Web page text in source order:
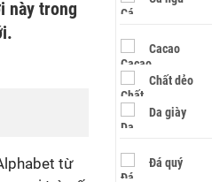
này trong
từ
Cacao
Chất dẻo
Da giày
Đá quý